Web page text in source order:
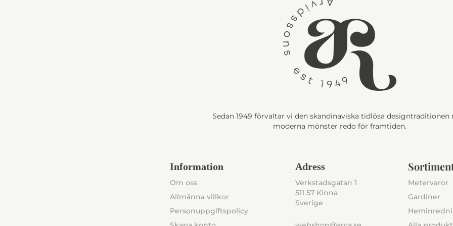
Sedan 1949 förvaltar vi den skandinaviska tidlösa designtraditionen
moderna mönster redo för framtiden.
Information
Om oss
Allmänna villkor
Personuppgiftspolicy
Adress
Verkstadsgatan 1
511 57 Kinna
Sverige
Metervaror
Gardiner